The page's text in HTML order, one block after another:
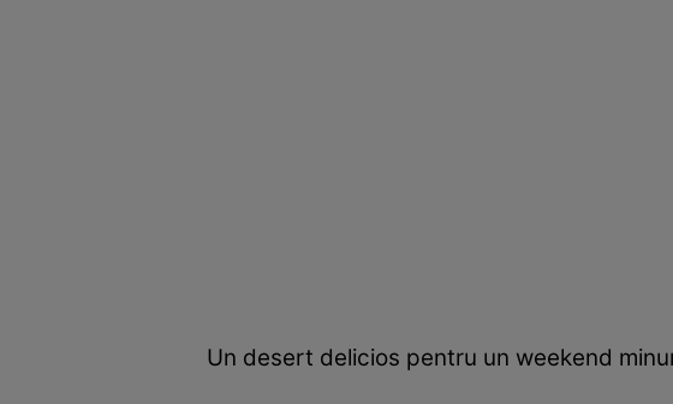
Un desert delicios pentru un weekend